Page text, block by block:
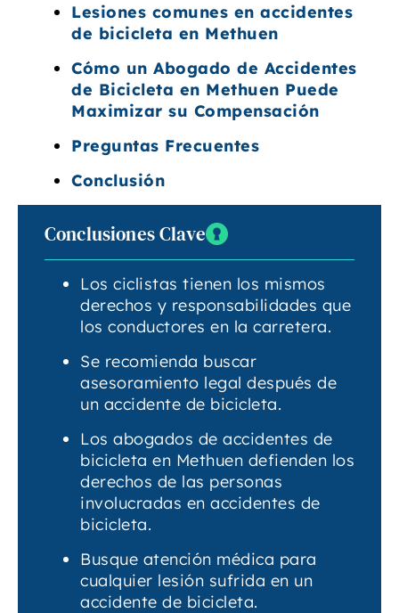
Lesiones comunes en accidentes
de bicicleta en Methuen
Cómo un Abogado de Accidentes
de Bicicleta en Methuen Puede
Maximizar su Compensación
Preguntas Frecuentes
Conclusión
Conclusiones Clave
Los ciclistas tienen los mismos
derechos y responsabilidades que
los conductores en la carretera.
Se recomienda buscar
asesoramiento legal después de
un accidente de bicicleta.
Los abogados de accidentes de
bicicleta en Methuen defienden los
derechos de las personas
involucradas en accidentes de
bicicleta.
Busque atención médica para
cualquier lesión sufrida en un
accidente de bicicleta.